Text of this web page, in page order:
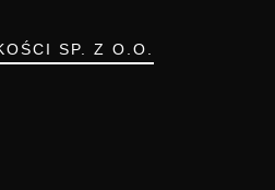
SP. Z O.O.